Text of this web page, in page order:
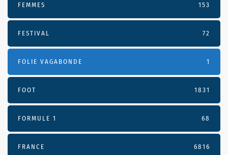
FEMMES 153
FESTIVAL 72
FOLIE VAGABONDE 1
FOOT 1831
FORMULE 1 68
FRANCE 6816